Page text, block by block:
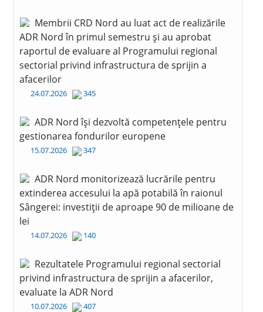
Membrii CRD Nord au luat act de realizările
ADR Nord în primul semestru și au aprobat
raportul de evaluare al Programului regional
sectorial privind infrastructura de sprijin a
afacerilor
24.07.2026 345
ADR Nord își dezvoltă competențele pentru
gestionarea fondurilor europene
15.07.2026 347
ADR Nord monitorizează lucrările pentru
extinderea accesului la apă potabilă în raionul
Sângerei: investiții de aproape 90 de milioane de
lei
14.07.2026 140
Rezultatele Programului regional sectorial
privind infrastructura de sprijin a afacerilor,
evaluate la ADR Nord
10.07.2026 407